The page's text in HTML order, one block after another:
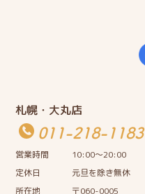
札幌・大丸店
011-218-1183
営業時間
10:00〜20:00
定休日
元旦を除き無休
所在地
〒060-0005